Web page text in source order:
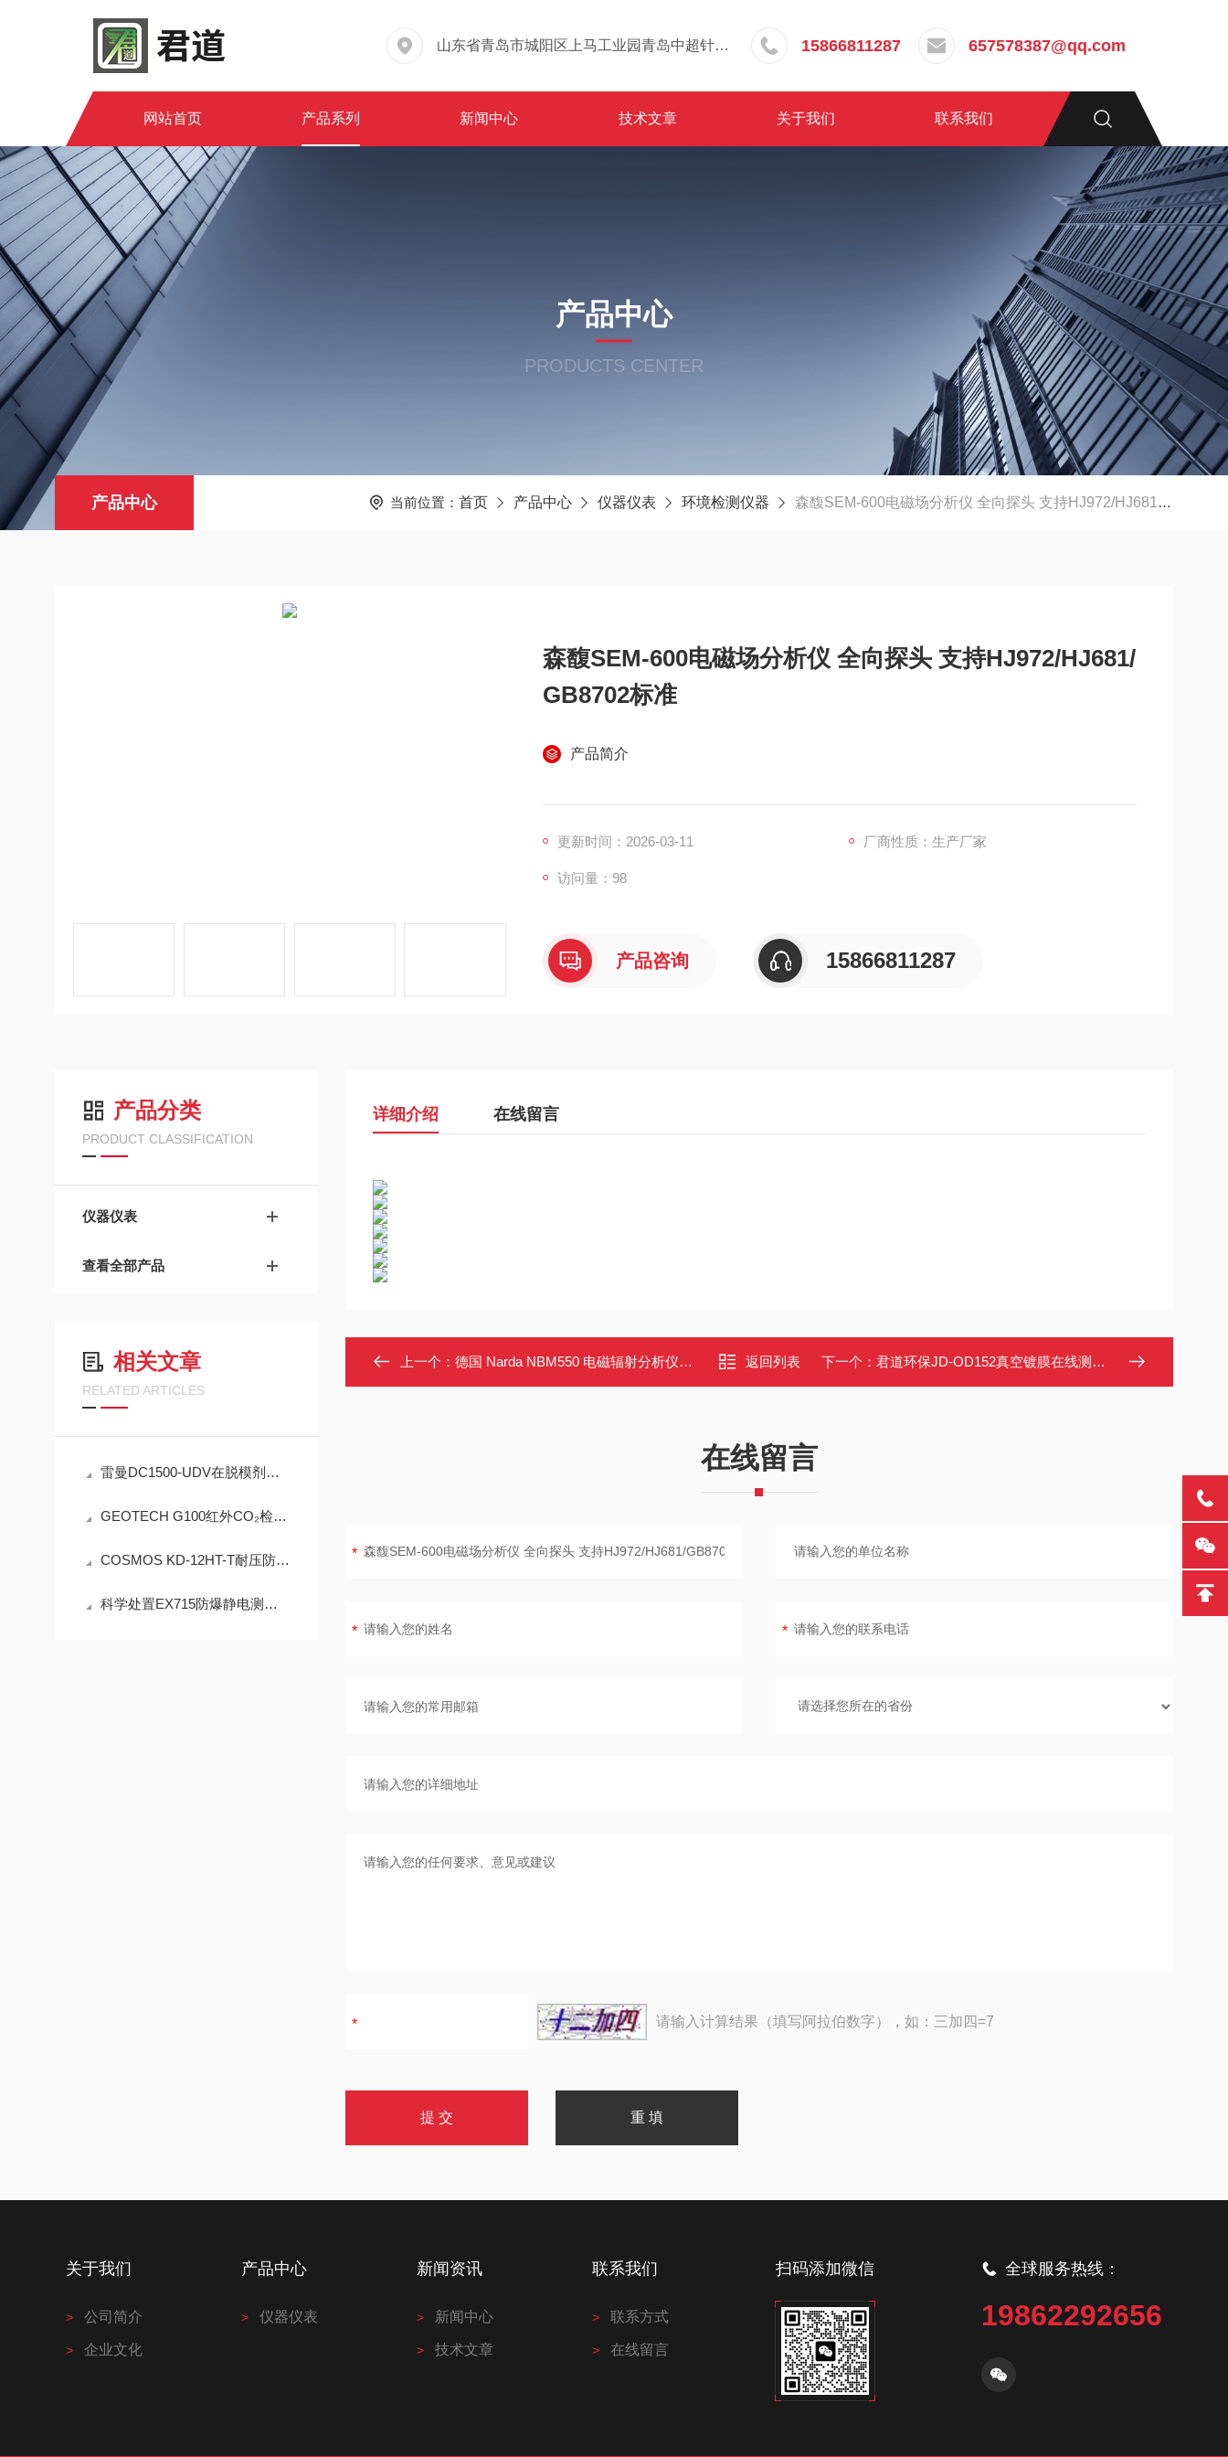
山东省青岛市城阳区上马工业园青岛中超针织有限公司院内东办公楼三层 15866811287 657578387@qq.com
网站首页 产品系列 新闻中心 技术文章 关于我们 联系我们
产品中心
PRODUCTS CENTER
产品中心 当前位置： 首页 产品中心 仪器仪表 环境检测仪器 森馥SEM-600电磁场分析仪 全向探头 支持HJ972/HJ681/GB8702标准
森馥SEM-600电磁场分析仪 全向探头 支持HJ972/HJ681/
GB8702标准
产品简介
更新时间：2026-03-11 厂商性质：生产厂家
访问量：98
产品咨询 15866811287
产品分类
PRODUCT CLASSIFICATION
仪器仪表
查看全部产品
相关文章
RELATED ARTICLES
雷曼DC1500-UDV在脱模剂检测中的工程可靠性设计
GEOTECH G100红外CO₂检测仪技术参数
COSMOS KD-12HT-T耐压防爆NMP炉内直插检测设备工程设计指南
科学处置EX715防爆静电测试仪故障可有效保障检测工作正常开展
详细介绍 在线留言
上一个： 德国 Narda NBM550 电磁辐射分析仪五年质保（5Hz－60GHz） 返回列表 下一个： 君道环保JD-OD152真空镀膜在线测厚仪OD值检测
在线留言
请输入计算结果（填写阿拉伯数字），如：三加四=7
关于我们
公司简介
企业文化
产品中心
仪器仪表
新闻资讯
新闻中心
技术文章
联系我们
联系方式
在线留言
扫码添加微信 全球服务热线：
19862292656